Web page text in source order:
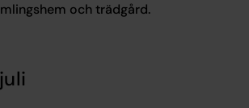
och trädgård.